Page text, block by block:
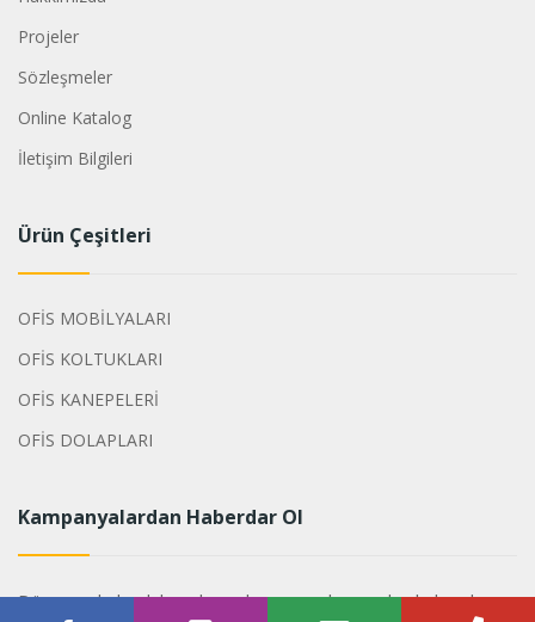
Projeler
Sözleşmeler
Online Katalog
İletişim Bilgileri
Ürün Çeşitleri
OFİS MOBİLYALARI
OFİS KOLTUKLARI
OFİS KANEPELERİ
OFİS DOLAPLARI
Kampanyalardan Haberdar Ol
Dönemsel olarak hazırlanan kampanyalarımızdan haberdar